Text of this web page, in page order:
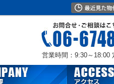
営業時間：9:30～18:00